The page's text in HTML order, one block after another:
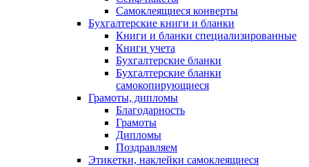
Самоклеящиеся конверты
Бухгалтерские книги и бланки
Книги и бланки специализированные
Книги учета
Бухгалтерские бланки
Бухгалтерские бланки
самокопирующиеся
Грамоты, дипломы
Благодарность
Грамоты
Дипломы
Поздравляем
Этикетки, наклейки самоклеящиеся